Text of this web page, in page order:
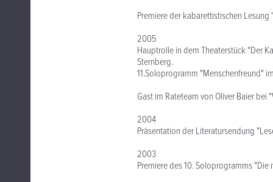
Premiere der kabarettistischen
2005
Hauptrolle in dem Theaterstück "Der
Sternberg.
11.Soloprogramm "Menschenfreund"
Gast im Rateteam von Oliver Baier bei
2004
Präsentation der Literatursendung
2003
Premiere des 10. Soloprogramms